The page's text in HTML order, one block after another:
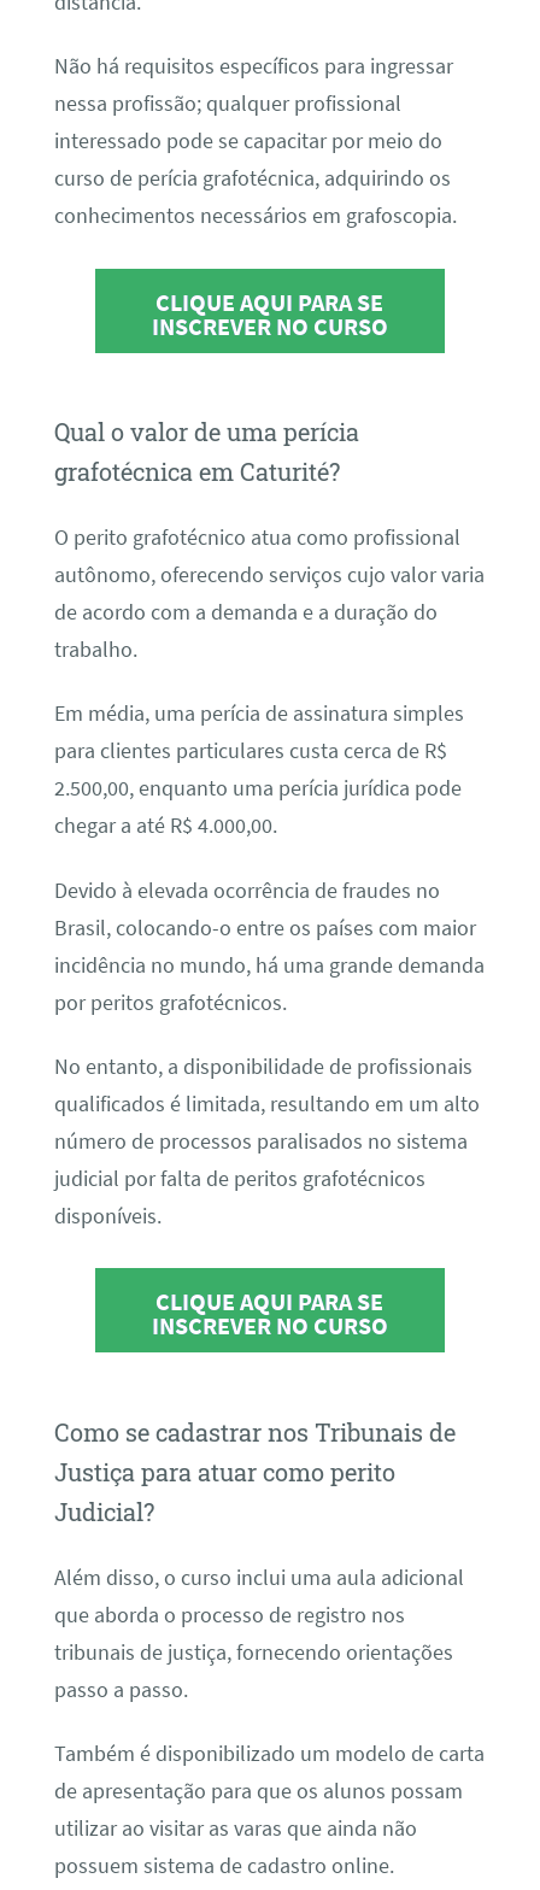
Não há requisitos específicos para ingressar
nessa profissão; qualquer profissional
interessado pode se capacitar por meio do
curso de perícia grafotécnica, adquirindo os
conhecimentos necessários em grafoscopia.
CLIQUE AQUI PARA SE
INSCREVER NO CURSO
Qual o valor de uma perícia
grafotécnica em Caturité?
O perito grafotécnico atua como profissional
autônomo, oferecendo serviços cujo valor varia
de acordo com a demanda e a duração do
trabalho.
Em média, uma perícia de assinatura simples
para clientes particulares custa cerca de R$
2.500,00, enquanto uma perícia jurídica pode
chegar a até R$ 4.000,00.
Devido à elevada ocorrência de fraudes no
Brasil, colocando-o entre os países com maior
incidência no mundo, há uma grande demanda
por peritos grafotécnicos.
No entanto, a disponibilidade de profissionais
qualificados é limitada, resultando em um alto
número de processos paralisados no sistema
judicial por falta de peritos grafotécnicos
disponíveis.
CLIQUE AQUI PARA SE
INSCREVER NO CURSO
Como se cadastrar nos Tribunais de
Justiça para atuar como perito
Judicial?
Além disso, o curso inclui uma aula adicional
que aborda o processo de registro nos
tribunais de justiça, fornecendo orientações
passo a passo.
Também é disponibilizado um modelo de carta
de apresentação para que os alunos possam
utilizar ao visitar as varas que ainda não
possuem sistema de cadastro online.